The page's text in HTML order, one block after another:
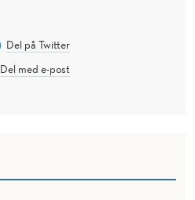
Del på Twitter
Del med e-post